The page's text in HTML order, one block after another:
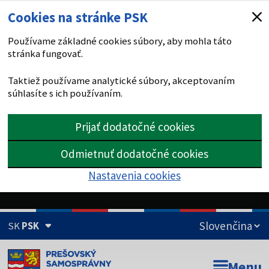
Cookies na stránke PSK
Používame základné cookies súbory, aby mohla táto
stránka fungovať.
Taktiež používame analytické súbory, akceptovaním
súhlasíte s ich používaním.
Prijať dodatočné cookies
Odmietnuť dodatočné cookies
Nastavenia cookies
SKPSK
Doména psk.sk je oficiálna